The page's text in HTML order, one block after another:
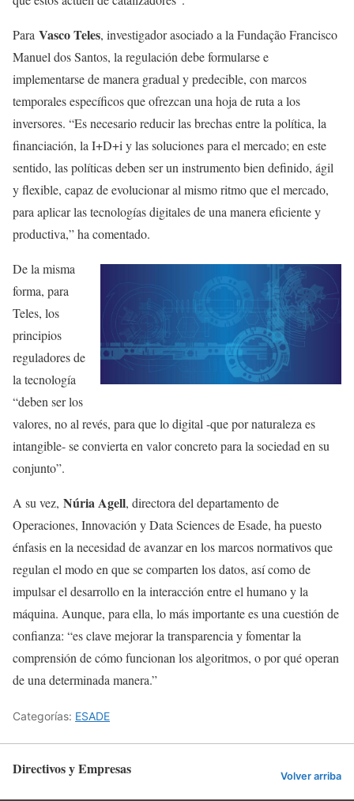
Para Vasco Teles, investigador asociado a la Fundação Francisco
Manuel dos Santos, la regulación debe formularse e
implementarse de manera gradual y predecible, con marcos
temporales específicos que ofrezcan una hoja de ruta a los
inversores. “Es necesario reducir las brechas entre la política, la
financiación, la I+D+i y las soluciones para el mercado; en este
sentido, las políticas deben ser un instrumento bien definido, ágil
y flexible, capaz de evolucionar al mismo ritmo que el mercado,
para aplicar las tecnologías digitales de una manera eficiente y
productiva,” ha comentado.
De la misma
forma, para
Teles, los
principios
reguladores de
la tecnología
“deben ser los
valores, no al revés, para que lo digital -que por naturaleza es
intangible- se convierta en valor concreto para la sociedad en su
conjunto”.
A su vez, Núria Agell, directora del departamento de
Operaciones, Innovación y Data Sciences de Esade, ha puesto
énfasis en la necesidad de avanzar en los marcos normativos que
regulan el modo en que se comparten los datos, así como de
impulsar el desarrollo en la interacción entre el humano y la
máquina. Aunque, para ella, lo más importante es una cuestión de
confianza: “es clave mejorar la transparencia y fomentar la
comprensión de cómo funcionan los algoritmos, o por qué operan
de una determinada manera.”
Categorías: ESADE
Directivos y Empresas Volver arriba